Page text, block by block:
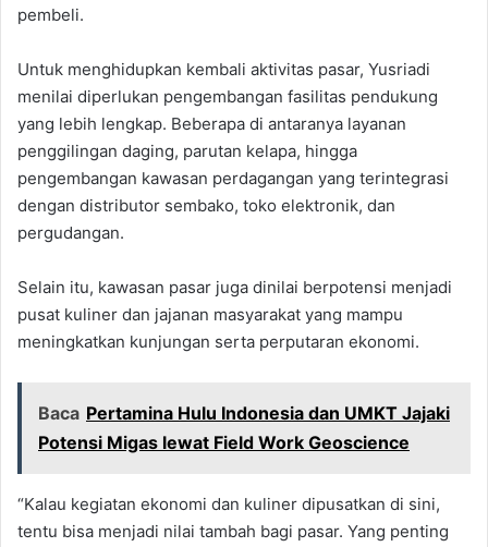
pembeli.
Untuk menghidupkan kembali aktivitas pasar, Yusriadi
menilai diperlukan pengembangan fasilitas pendukung
yang lebih lengkap. Beberapa di antaranya layanan
penggilingan daging, parutan kelapa, hingga
pengembangan kawasan perdagangan yang terintegrasi
dengan distributor sembako, toko elektronik, dan
pergudangan.
Selain itu, kawasan pasar juga dinilai berpotensi menjadi
pusat kuliner dan jajanan masyarakat yang mampu
meningkatkan kunjungan serta perputaran ekonomi.
Baca Pertamina Hulu Indonesia dan UMKT Jajaki
Potensi Migas lewat Field Work Geoscience
“Kalau kegiatan ekonomi dan kuliner dipusatkan di sini,
tentu bisa menjadi nilai tambah bagi pasar. Yang penting